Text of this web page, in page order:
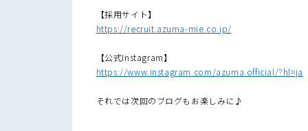
【採用サイト】
https://recruit.azuma-mie.co.jp/
【公式Instagram】
https://www.instagram.com/azuma.official/?hl=ja
それでは次回のブログもお楽しみに♪